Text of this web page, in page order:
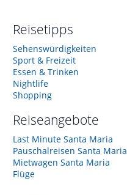
Reisetipps
Sehenswürdigkeiten
Sport & Freizeit
Essen & Trinken
Nightlife
Shopping
Reiseangebote
Last Minute Santa Maria
Pauschalreisen Santa Maria
Mietwagen Santa Maria
Flüge